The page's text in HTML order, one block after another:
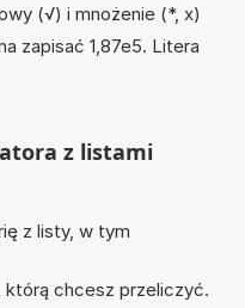
(√) i mnożenie (*, x)
zapisać 1,87e5. Litera
z listami
z listy, w tym
chcesz przeliczyć.